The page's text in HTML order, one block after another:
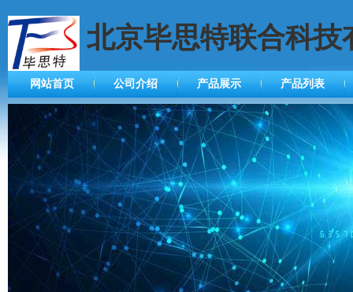
北京毕思特联合科技
网站首页 公司介绍 产品展示 产品列表